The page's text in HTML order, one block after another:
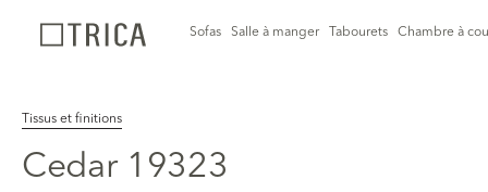
Sofas Salle à manger Tabourets Chambre à
Tissus et finitions
Cedar 19323